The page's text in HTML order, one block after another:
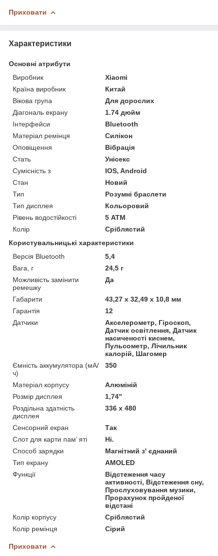
Приховати
Характеристики
Основні атрибути
Виробник
Xiaomi
Країна виробник
Китай
Вікова група
Для дорослих
Діагональ екрану
1.74 дюйм
Інтерфейси
Bluetooth
Матеріал ремінця
Силікон
Оповіщення
Вібрація
Стать
Унісекс
Сумісність з
IOS, Android
Стан
Новий
Тип
Розумні браслети
Тип дисплея
Кольоровий
Рівень водостійкості
5 АТМ
Колір
Сріблястий
Користувальницькі характеристики
Версія Bluetooth
5,4
Вага, г
24,5 г
Можливість замінити
ремешку
Да
Габарити
43,27 x 32,49 x 10,8 мм
Гарантія
12
Датчики
Акселерометр, Гіроскоп,
Датчик освітлення, Датчик
насиченості киснем,
Пульсометр, Лічильник
калорій, Шагомер
Ємність аккумулятора (мА/
ч)
350
Матеріал корпусу
Алюміній
Розмір дисплея
1,74"
Роздільна здатність
дисплея
336 x 480
Сенсорний екран
Так
Слот для карти пам’ яті
Ні.
Способ зарядки
Магнітний з' єднаний
Тип екрану
AMOLED
Функції
Відстеження часу
активності, Відстеження сну,
Прослуховування музики,
Прорахунок пройденої
відстані
Колір корпусу
Сріблястий
Колір ремінця
Сірий
Приховати